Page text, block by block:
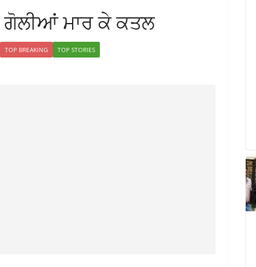
ਗੋਲੀਆਂ ਮਾਰ ਕੇ ਕਤਲ
TOP BREAKING TOP STORIES